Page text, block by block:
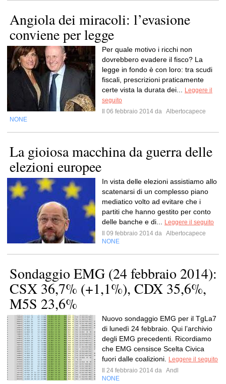
Angiola dei miracoli: l’evasione
conviene per legge
Per quale motivo i ricchi non
dovrebbero evadere il fisco? La
legge in fondo è con loro: tra scudi
fiscali, prescrizioni praticamente
certe vista la durata dei...
Leggere il
seguito
Il 06 febbraio 2014 da Albertocapece
NONE
La gioiosa macchina da guerra delle
elezioni europee
In vista delle elezioni assistiamo allo
scatenarsi di un complesso piano
mediatico volto ad evitare che i
partiti che hanno gestito per conto
delle banche e di...
Leggere il seguito
Il 09 febbraio 2014 da Albertocapece
NONE
Sondaggio EMG (24 febbraio 2014):
CSX 36,7% (+1,1%), CDX 35,6%,
M5S 23,6%
Nuovo sondaggio EMG per il TgLa7
di lunedì 24 febbraio. Qui l’archivio
degli EMG precedenti. Ricordiamo
che EMG censisce Scelta Civica
fuori dalle coalizioni.
Leggere il seguito
Il 24 febbraio 2014 da Andl
NONE